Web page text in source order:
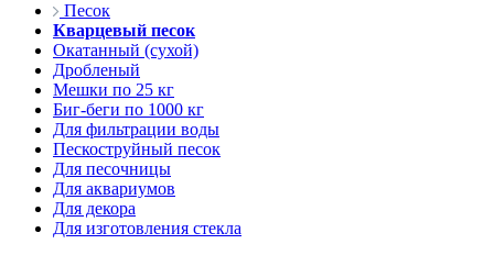
Песок
Кварцевый песок
Окатанный (сухой)
Дробленый
Мешки по 25 кг
Биг-беги по 1000 кг
Для фильтрации воды
Пескоструйный песок
Для песочницы
Для аквариумов
Для декора
Для изготовления стекла